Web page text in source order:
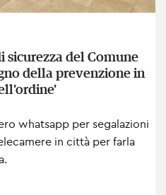
sicurezza del Comune
della prevenzione in
whatsapp per segalazioni
in città per farla